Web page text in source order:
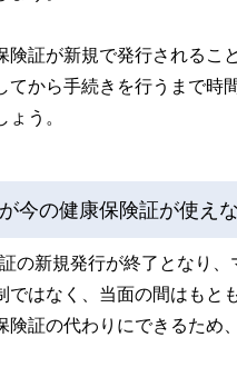
険証が新規で発行される
てから手続きを行うまで
う。
今の健康保険証が使え
の新規発行が終了となり
ではなく、当面の間はも
証の代わりにできるため